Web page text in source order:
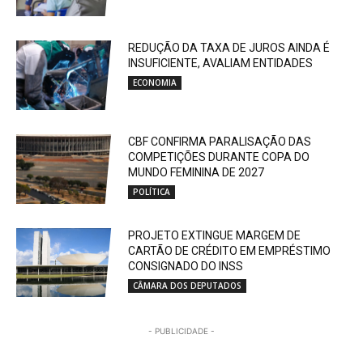
REDUÇÃO DA TAXA DE JUROS AINDA É
INSUFICIENTE, AVALIAM ENTIDADES
ECONOMIA
CBF CONFIRMA PARALISAÇÃO DAS
COMPETIÇÕES DURANTE COPA DO
MUNDO FEMININA DE 2027
POLÍTICA
PROJETO EXTINGUE MARGEM DE
CARTÃO DE CRÉDITO EM EMPRÉSTIMO
CONSIGNADO DO INSS
CÂMARA DOS DEPUTADOS
- PUBLICIDADE -